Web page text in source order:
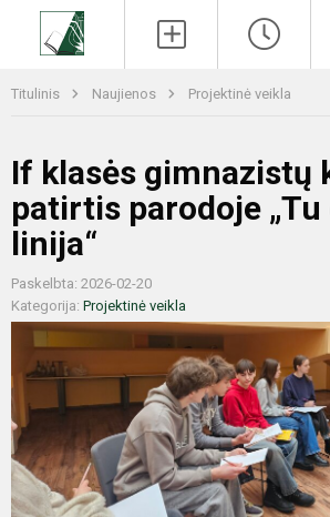
Titulinis Naujienos Projektinė veikla
If klasės gimnazistų
patirtis parodoje „Tu
linija“
Paskelbta: 2026-02-20
Kategorija: Projektinė veikla